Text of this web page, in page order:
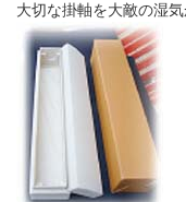
大切な掛軸を大敵の湿